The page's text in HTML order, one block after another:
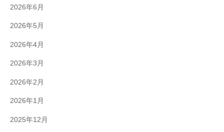
2026年6月
2026年5月
2026年4月
2026年3月
2026年2月
2026年1月
2025年12月